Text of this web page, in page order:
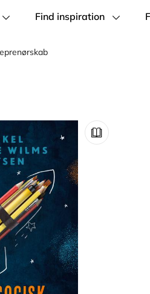
Find inspiration